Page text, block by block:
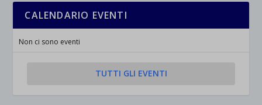
CALENDARIO EVENTI
Non ci sono eventi
TUTTI GLI EVENTI